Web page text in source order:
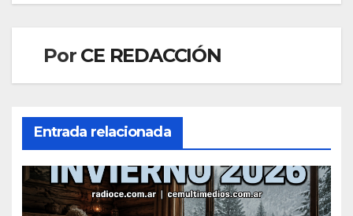
Por CE REDACCIÓN
Entrada relacionada